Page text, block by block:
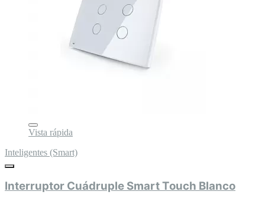
Vista rápida
Inteligentes (Smart)
Interruptor Cuádruple Smart Touch Blanco